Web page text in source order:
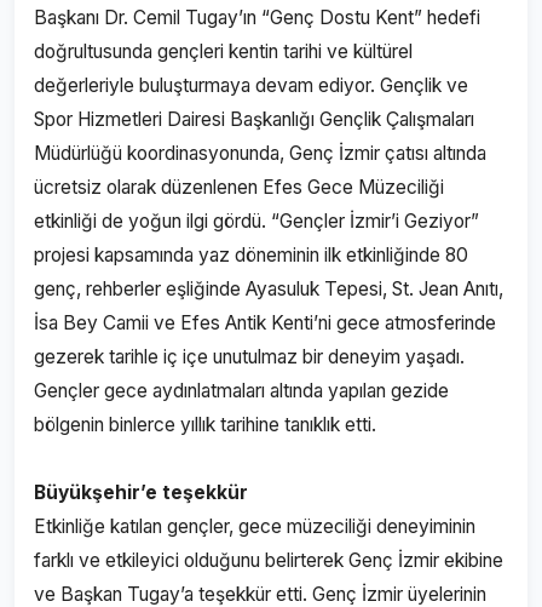
Başkanı Dr. Cemil Tugay’ın “Genç Dostu Kent” hedefi
doğrultusunda gençleri kentin tarihi ve kültürel
değerleriyle buluşturmaya devam ediyor. Gençlik ve
Spor Hizmetleri Dairesi Başkanlığı Gençlik Çalışmaları
Müdürlüğü koordinasyonunda, Genç İzmir çatısı altında
ücretsiz olarak düzenlenen Efes Gece Müzeciliği
etkinliği de yoğun ilgi gördü. “Gençler İzmir’i Geziyor”
projesi kapsamında yaz döneminin ilk etkinliğinde 80
genç, rehberler eşliğinde Ayasuluk Tepesi, St. Jean Anıtı,
İsa Bey Camii ve Efes Antik Kenti’ni gece atmosferinde
gezerek tarihle iç içe unutulmaz bir deneyim yaşadı.
Gençler gece aydınlatmaları altında yapılan gezide
bölgenin binlerce yıllık tarihine tanıklık etti.
Büyükşehir’e teşekkür
Etkinliğe katılan gençler, gece müzeciliği deneyiminin
farklı ve etkileyici olduğunu belirterek Genç İzmir ekibine
ve Başkan Tugay’a teşekkür etti. Genç İzmir üyelerinin